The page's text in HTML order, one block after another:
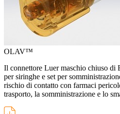
OLAV™
Il connettore Luer maschio chiuso di
per siringhe e set per
rischio di contatto con farmaci
trasporto, la somministrazione e lo